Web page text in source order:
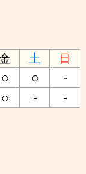
土
日
○ ○ -
○ -
-